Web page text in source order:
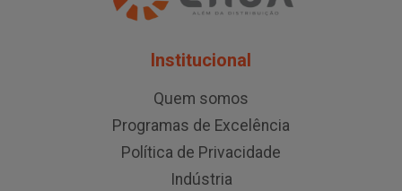
Institucional
Quem somos
Programas de Excelência
Política de Privacidade
Indústria